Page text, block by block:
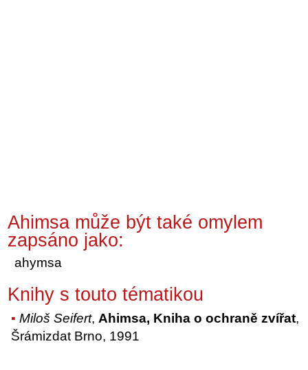
Ahimsa může být také omylem
zapsáno jako:
ahymsa
Knihy s touto tématikou
Miloš Seifert,Ahimsa, Kniha o ochraně zvířat,
Šrámizdat Brno, 1991